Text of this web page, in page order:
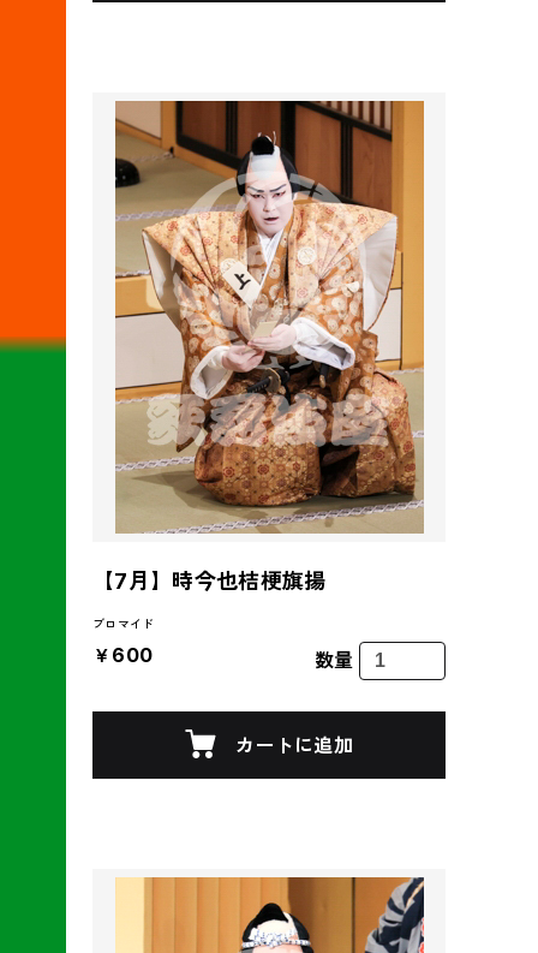
【7月】時今也桔梗旗揚
ブロマイド
￥600 数量
カートに追加